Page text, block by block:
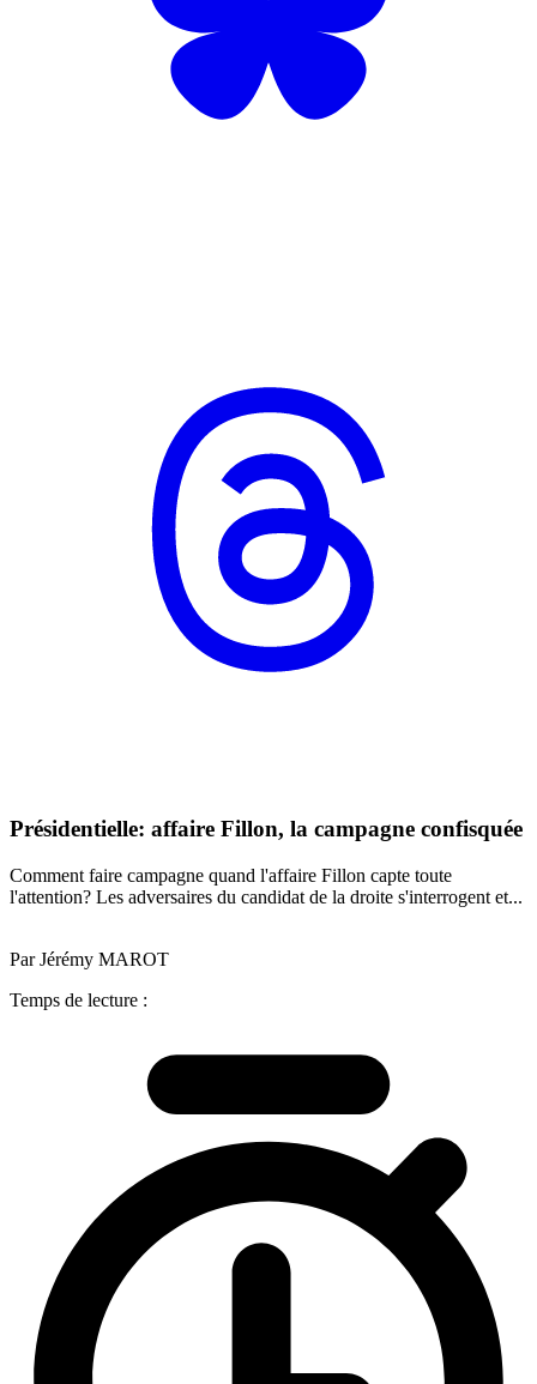
Présidentielle: affaire Fillon, la campagne confisquée
Comment faire campagne quand l'affaire Fillon capte toute
l'attention? Les adversaires du candidat de la droite s'interrogent et...
Par Jérémy MAROT
Temps de lecture :